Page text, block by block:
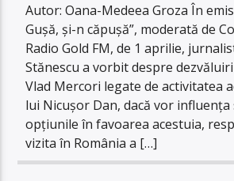
Autor: Oana-Medeea Groza În
Gușă, și-n căpușă”, moderată de
Radio Gold FM, de 1 aprilie,
Stănescu a vorbit despre
Vlad Mercori legate de activitatea
lui Nicușor Dan, dacă vor influența
opțiunile în favoarea acestuia,
vizita în România a […]